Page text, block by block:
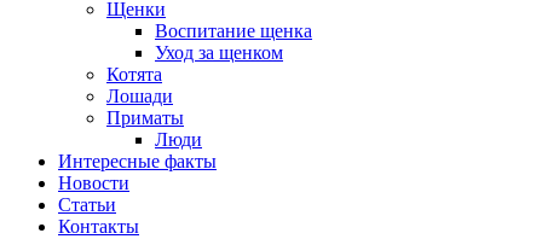
Щенки
Воспитание щенка
Уход за щенком
Котята
Лошади
Приматы
Люди
Интересные факты
Новости
Статьи
Контакты